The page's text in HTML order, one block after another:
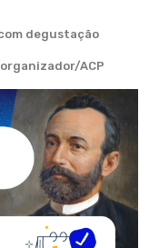
degustação
ACP